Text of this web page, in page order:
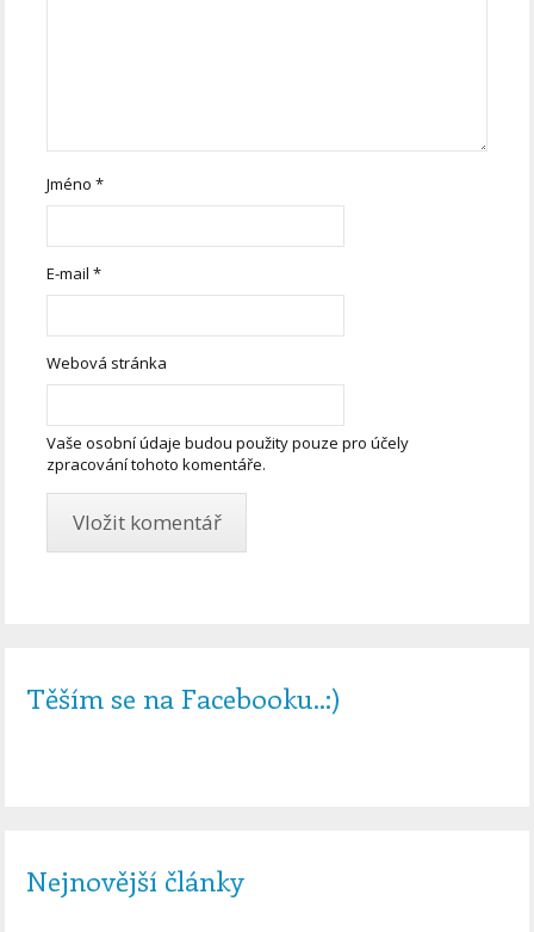
Jméno*
E-mail*
Webová stránka
Vaše osobní údaje budou použity pouze pro účely
zpracování tohoto komentáře.
Těším se na Facebooku..:)
Nejnovější články